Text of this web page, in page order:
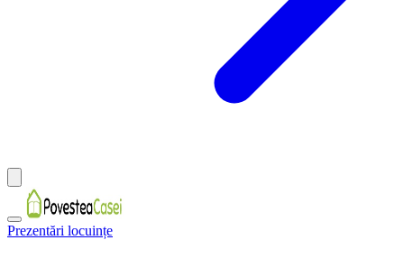
Prezentări locuințe